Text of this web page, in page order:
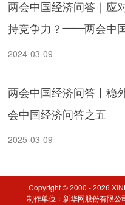
两会中国经济问答｜应
持竞争力？——两会中
2024-03-09
两会中国经济问答丨
会中国经济问答之五
2025-03-09
Copyright © 2000 - 2026
制作单位：新华网股份有限